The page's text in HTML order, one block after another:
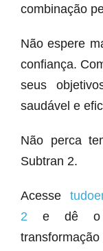
combinação
Não espere
confiança.
seus
saudável e
Não perca
Subtran 2.
Acesse
2 e dê o